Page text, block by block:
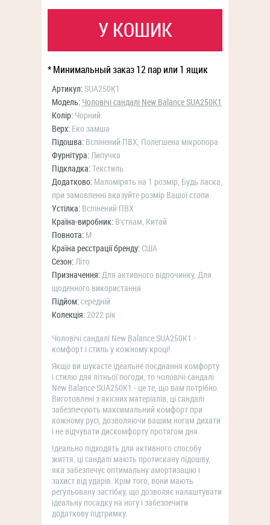
У КОШИК
* Минимальный заказ 12 пар или 1 ящик
Артикул:SUA250K1
Модель: Чоловічі сандалі New Balance SUA250K1
Колір: Чорний
Верх: Еко замша
Підошва: Вспінений ПВХ, Полегшена мікропора
Фурнітура:Липучка
Підкладка:Текстиль
Додатково: Маломірять на 1 розмір, Будь ласка,
при замовленні вказуйте розмір Вашої стопи.
Устілка: Вспінений ПВХ
Країна-виробник: В'єтнам, Китай
Повнота: M
Країна реєстрації бренду:США
Сезон:Літо
Призначення:Для активного відпочинку, Для
щоденного використання
Підйом:середній
Колекція:2022 рік
Чоловічі сандалі New Balance SUA250K1 -
комфорт і стиль у кожному кроці!
Якщо ви шукаєте ідеальне поєднання комфорту
і стилю для літньої погоди, то чоловічі сандалі
New Balance SUA250K1 - це те, що вам потрібно.
Виготовлені з якісних матеріалів, ці сандалі
забезпечують максимальний комфорт при
кожному русі, дозволяючи вашим ногам дихати
і не відчувати дискомфорту протягом дня.
Ідеально підходять для активного способу
життя, ці сандалі мають протискану підошву,
яка забезпечує оптимальну амортизацію і
захист від ударів. Крім того, вони мають
регульовану застібку, що дозволяє налаштувати
ідеальну посадку на ногу і забезпечити
додаткову підтримку.